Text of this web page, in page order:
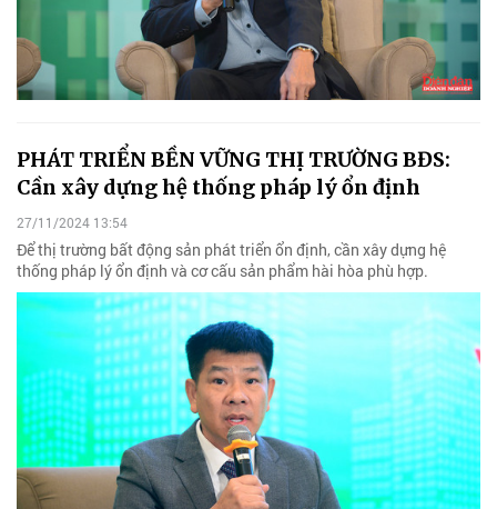
PHÁT TRIỂN BỀN VỮNG THỊ TRƯỜNG BĐS:
Cần xây dựng hệ thống pháp lý ổn định
27/11/2024 13:54
Để thị trường bất động sản phát triển ổn định, cần xây dựng hệ
thống pháp lý ổn định và cơ cấu sản phẩm hài hòa phù hợp.